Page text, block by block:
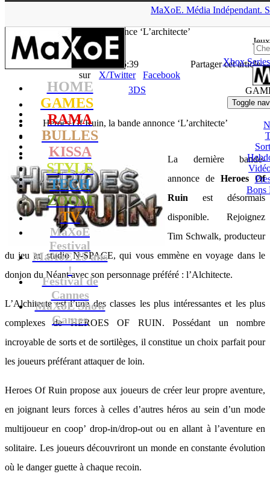
MaXoE. Média Indépendant.
HOME
GAMES
RAMA
BULLES
KISSA
STYLE
TECH
ZOOM
TV
MaXoE
Festival
MaXoE 25 ans
!
Festival de
Cannes
MaXoE Show
Games
Jeux
Xbox
Toggle
Bons
bande annonce ‘L’architecte’
- 05.04.12, 15:39
Partager cet article
sur
X/Twitter
Facebook
3DS
Heroes Of Ruin, la bande annonce ‘L’architecte’
La dernière bande-
annonce de Heroes Of
Ruin est désormais
disponible. Rejoignez
Tim Schwalk, producteur
du jeu au studio N-SPACE, qui vous emmène en voyage dans le
donjon du Néant avec son personnage préféré : l’Alchitecte.
L’Alchitecte est l’une des classes les plus intéressantes et les plus
complexes de HEROES OF RUIN. Possédant un nombre
incroyable de sorts et de sortilèges, il constitue un choix parfait pour
les joueurs préférant attaquer de loin.
Heroes Of Ruin propose aux joueurs de créer leur propre aventure,
en joignant leurs forces à celles d’autres héros au sein d’un mode
multijoueur en coop’ drop-in/drop-out ou en allant à l’aventure en
solitaire. Les joueurs découvriront un monde en constante évolution
où le danger guette à chaque recoin.